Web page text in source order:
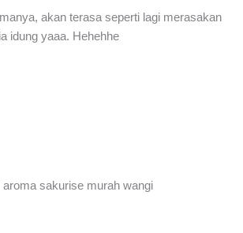
akan terasa seperti lagi merasakan
idung yaaa. Hehehhe